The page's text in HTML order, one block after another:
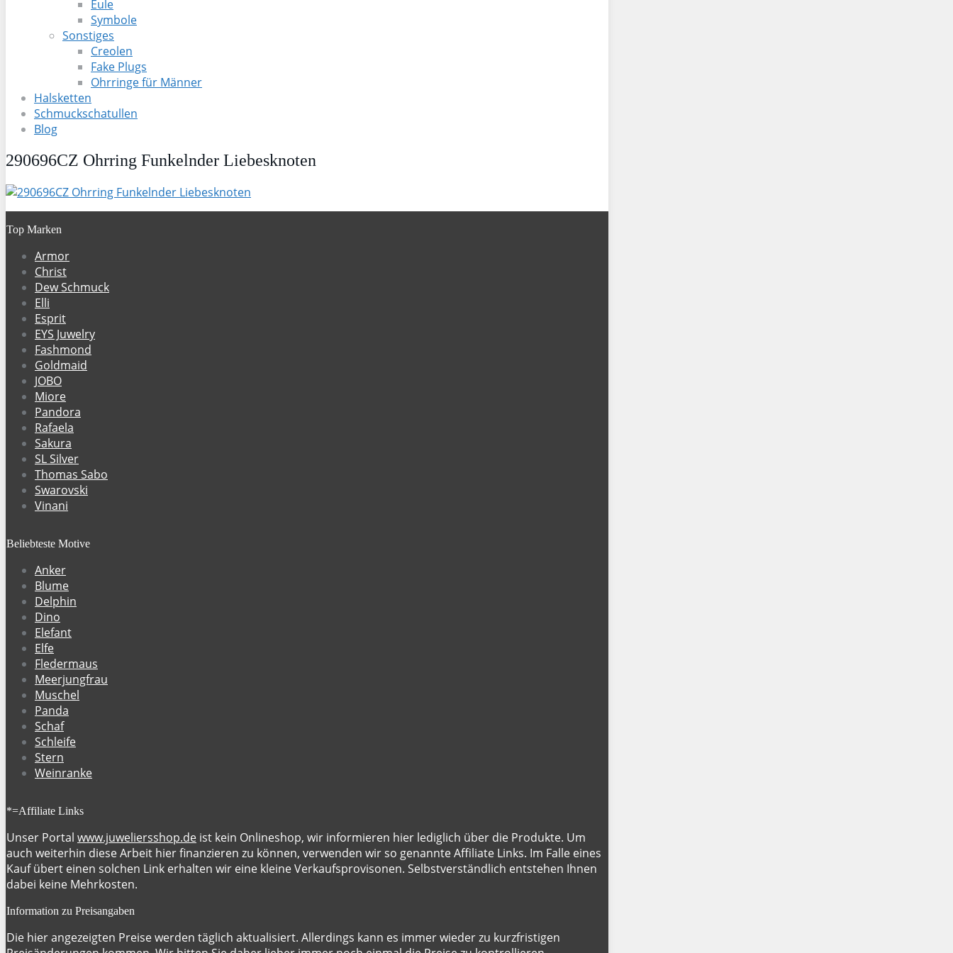
Eule
Symbole
Sonstiges
Creolen
Fake Plugs
Ohrringe für Männer
Halsketten
Schmuckschatullen
Blog
290696CZ Ohrring Funkelnder Liebesknoten
Top Marken
Armor
Christ
Dew Schmuck
Elli
Esprit
EYS Juwelry
Fashmond
Goldmaid
JOBO
Miore
Pandora
Rafaela
Sakura
SL Silver
Thomas Sabo
Swarovski
Vinani
Beliebteste Motive
Anker
Blume
Delphin
Dino
Elefant
Elfe
Fledermaus
Meerjungfrau
Muschel
Panda
Schaf
Schleife
Stern
Weinranke
*=Affiliate Links
Unser Portal www.juweliersshop.de ist kein Onlineshop, wir informieren hier lediglich über die Produkte. Um
auch weiterhin diese Arbeit hier finanzieren zu können, verwenden wir so genannte Affiliate Links. Im Falle eines
Kauf übert einen solchen Link erhalten wir eine kleine Verkaufsprovisonen. Selbstverständlich entstehen Ihnen
dabei keine Mehrkosten.
Information zu Preisangaben
Die hier angezeigten Preise werden täglich aktualisiert. Allerdings kann es immer wieder zu kurzfristigen